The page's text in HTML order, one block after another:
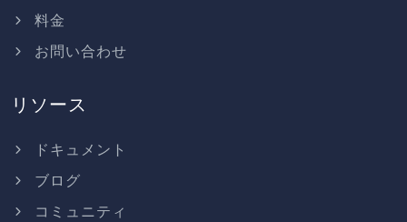
料金
お問い合わせ
リソース
ドキュメント
ブログ
コミュニティ